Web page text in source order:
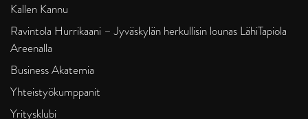
Kallen Kannu
Ravintola Hurrikaani – Jyväskylän herkullisin lounas LähiTapiola
Areenalla
Business Akatemia
Yhteistyökumppanit
Yritysklubi